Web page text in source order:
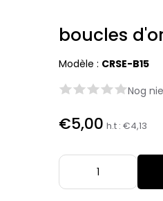
boucles
Modèle : CRSE-B15
Nog
€5,00 h.t :€4,13